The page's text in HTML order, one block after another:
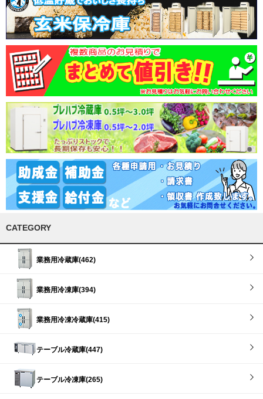
CATEGORY
業務用冷蔵庫(462)
業務用冷凍庫(394)
業務用冷凍冷蔵庫(415)
テーブル冷蔵庫(447)
テーブル冷凍庫(265)